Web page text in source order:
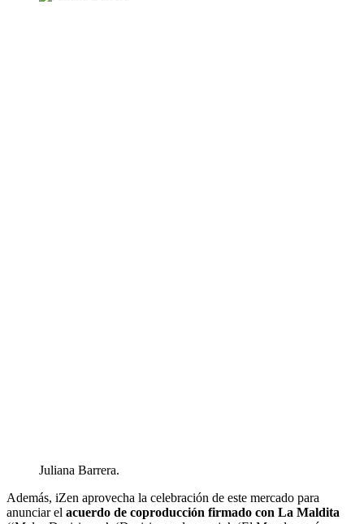
Juliana Barrera.
Además, iZen aprovecha la celebración de este mercado para
anunciar el acuerdo de coproducción firmado con La Maldita